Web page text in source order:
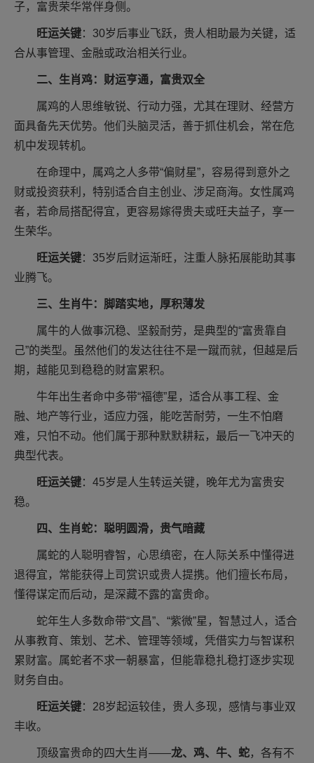
子，富贵荣华常伴身侧。
旺运关键：30岁后事业飞跃，贵人相助最为关键，适
合从事管理、金融或政治相关行业。
二、生肖鸡：财运亨通，富贵双全
属鸡的人思维敏锐、行动力强，尤其在理财、经营方
面具备先天优势。他们头脑灵活，善于抓住机会，常在危
机中发现转机。
在命理中，属鸡之人多带“偏财星”，容易得到意外之
财或投资获利，特别适合自主创业、涉足商海。女性属鸡
者，若命局搭配得宜，更容易嫁得贵夫或旺夫益子，享一
生荣华。
旺运关键：35岁后财运渐旺，注重人脉拓展能助其事
业腾飞。
三、生肖牛：脚踏实地，厚积薄发
属牛的人做事沉稳、坚毅耐劳，是典型的“富贵靠自
己”的类型。虽然他们的发达往往不是一蹴而就，但越是后
期，越能见到稳稳的财富累积。
牛年出生者命中多带“福德”星，适合从事工程、金
融、地产等行业，适应力强，能吃苦耐劳，一生不怕磨
难，只怕不动。他们属于那种默默耕耘，最后一飞冲天的
典型代表。
旺运关键：45岁是人生转运关键，晚年尤为富贵安
稳。
四、生肖蛇：聪明圆滑，贵气暗藏
属蛇的人聪明睿智，心思缜密，在人际关系中懂得进
退得宜，常能获得上司赏识或贵人提携。他们擅长布局，
懂得谋定而后动，是深藏不露的富贵命。
蛇年生人多数命带“文昌”、“紫微”星，智慧过人，适合
从事教育、策划、艺术、管理等领域，凭借实力与智谋积
累财富。属蛇者不求一朝暴富，但能靠稳扎稳打逐步实现
财务自由。
旺运关键：28岁起运较佳，贵人多现，感情与事业双
丰收。
顶级富贵命的四大生肖——龙、鸡、牛、蛇，各有不